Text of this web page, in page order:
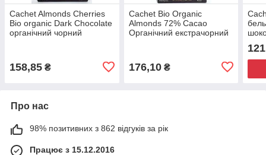
Cachet Almonds Cherries
Bio organic Dark Chocolate
органічний чорний
158,85 ₴
Cachet Bio Organic
Almonds 72% Cacao
Органічний екстрачорний
176,10₴
Про нас
98% позитивних з 862 відгуків за рік
Працює з 15.12.2016